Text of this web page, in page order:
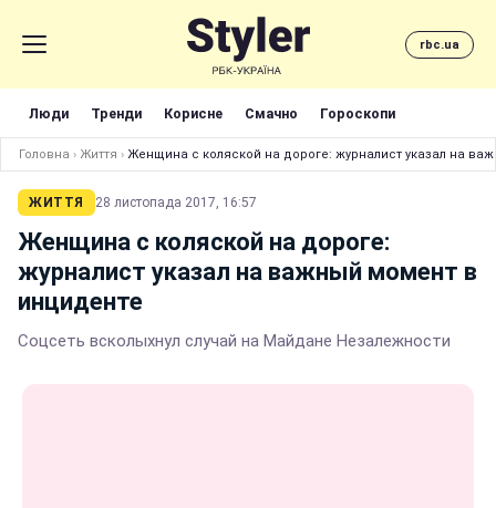
rbc.ua
Люди Тренди Корисне Смачно Гороскопи
Головна › Життя › Женщина с коляской на дороге: журналист указал на
ЖИТТЯ 28 листопада 2017, 16:57
Женщина с коляской на дороге:
журналист указал на важный момент в
инциденте
Соцсеть всколыхнул случай на Майдане Незалежности